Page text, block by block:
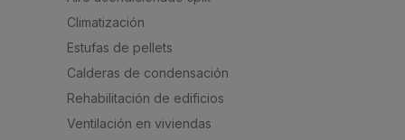
Climatización
Estufas de pellets
Calderas de condensación
Rehabilitación de edificios
Ventilación en viviendas